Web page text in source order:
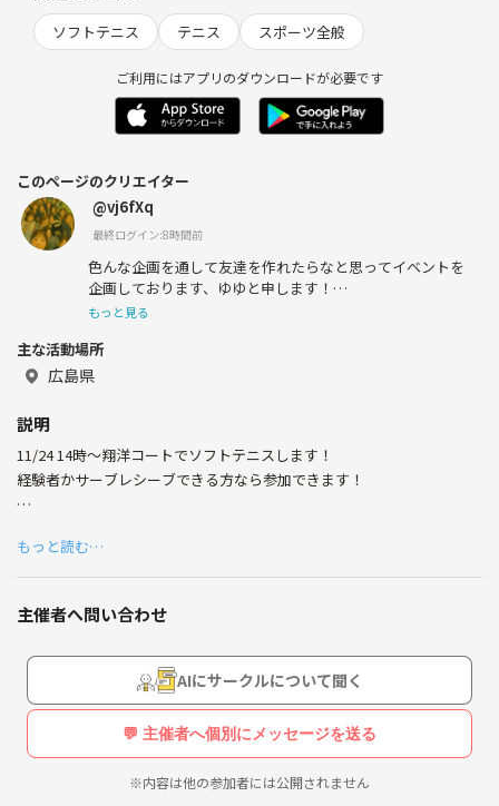
ソフトテニス テニス スポーツ全般
ご利用にはアプリのダウンロードが必要です
このページのクリエイター
@vj6fXq
最終ログイン:8時間前
色んな企画を通して友達を作れたらなと思ってイベントを
企画しております、ゆゆと申します！
自分はじゃにおた(Hey! Say! JUMP、SnowMan、SixTONE
スポーツは何でも好きで、旅行（国内外）好きです！（多
趣味）
終わった後は飲み会をやってる日もあります✨️
スポーツ好きな方や、お酒好きな方、オタ活、アニメも好
ご指摘下さい！
と思ってます😌
もっと見る
主な活動場所
広島県
説明
11/24 14時〜翔洋コートでソフトテニスします！
経験者かサーブレシーブできる方なら参加できます！
20〜30代で10人くらい集まる予定です！
もっと読む…
主催者へ問い合わせ
AIにサークルについて聞く
💬 主催者へ個別にメッセージを送る
※内容は他の参加者には公開されません